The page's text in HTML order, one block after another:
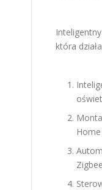
która
Home
Zigbee